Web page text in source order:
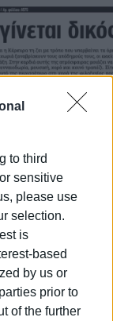
to third
sensitive
please use
selection.
is
based
by us or
prior to
of the further